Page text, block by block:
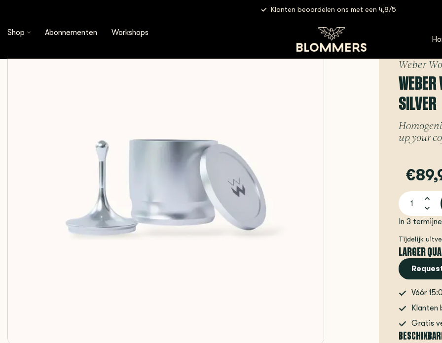
Klanten beoordelen ons met een 4,8/5
Shop Abonnementen Workshops
Weber Workshops - Blind Shaker | Silver
Weber
SILVER
up your
In 3
Tijdelijk
LARGER
Vóór
Klanten
Gratis